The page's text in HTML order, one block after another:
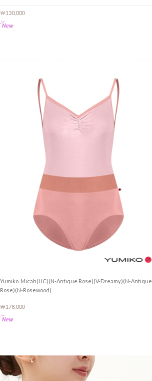
￦130,000
Yumiko_Micah(HC)(N-Antique Rose)(V-Dreamy)(N-Antique
Rose)(N-Rosewood)
￦178,000